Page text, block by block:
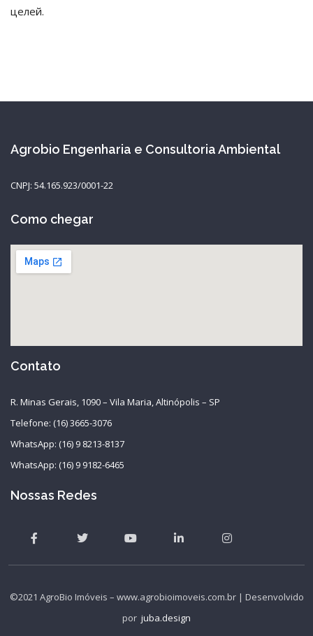
целей.
Agrobio Engenharia e Consultoria Ambiental
CNPJ: 54.165.923/0001-22
Como chegar
Contato
R. Minas Gerais, 1090 – Vila Maria, Altinópolis – SP
Telefone: (16) 3665-3076
WhatsApp: (16) 9 8213-8137
WhatsApp: (16) 9 9182-6465
Nossas Redes
©2021 AgroBio Imóveis – www.agrobioimoveis.com.br | Desenvolvido
por juba.design